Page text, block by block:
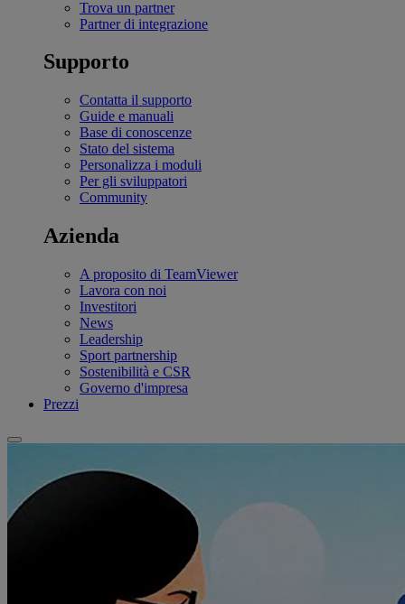
Trova un partner
Partner di integrazione
Supporto
Contatta il supporto
Guide e manuali
Base di conoscenze
Stato del sistema
Personalizza i moduli
Per gli sviluppatori
Community
Azienda
A proposito di TeamViewer
Lavora con noi
Investitori
News
Leadership
Sport partnership
Sostenibilità e CSR
Governo d'impresa
Prezzi